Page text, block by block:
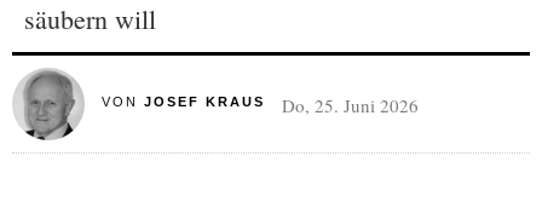
säubern will
VON JOSEF KRAUS Do, 25. Juni 2026